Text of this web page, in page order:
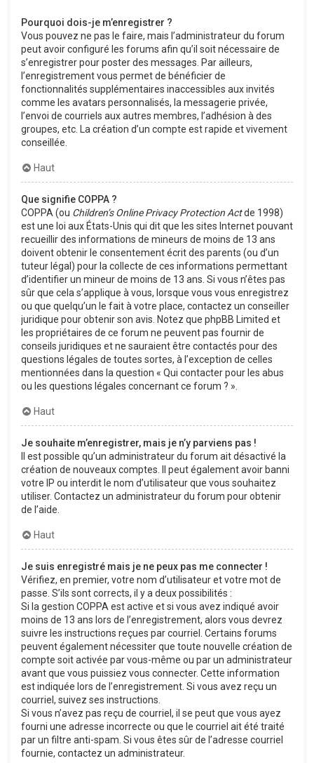
Pourquoi dois-je m’enregistrer ?
Vous pouvez ne pas le faire, mais l’administrateur du forum
peut avoir configuré les forums afin qu’il soit nécessaire de
s’enregistrer pour poster des messages. Par ailleurs,
l’enregistrement vous permet de bénéficier de
fonctionnalités supplémentaires inaccessibles aux invités
comme les avatars personnalisés, la messagerie privée,
l’envoi de courriels aux autres membres, l’adhésion à des
groupes, etc. La création d’un compte est rapide et vivement
conseillée.
Haut
Que signifie COPPA ?
COPPA (ou Children’s Online Privacy Protection Actde 1998)
est une loi aux États-Unis qui dit que les sites Internet pouvant
recueillir des informations de mineurs de moins de 13 ans
doivent obtenir le consentement écrit des parents (ou d’un
tuteur légal) pour la collecte de ces informations permettant
d’identifier un mineur de moins de 13 ans. Si vous n’êtes pas
sûr que cela s’applique à vous, lorsque vous vous enregistrez
ou que quelqu’un le fait à votre place, contactez un conseiller
juridique pour obtenir son avis. Notez que phpBB Limited et
les propriétaires de ce forum ne peuvent pas fournir de
conseils juridiques et ne sauraient être contactés pour des
questions légales de toutes sortes, à l’exception de celles
mentionnées dans la question « Qui contacter pour les abus
ou les questions légales concernant ce forum ? ».
Haut
Je souhaite m’enregistrer, mais je n’y parviens pas !
Il est possible qu’un administrateur du forum ait désactivé la
création de nouveaux comptes. Il peut également avoir banni
votre IP ou interdit le nom d’utilisateur que vous souhaitez
utiliser. Contactez un administrateur du forum pour obtenir
de l’aide.
Haut
Je suis enregistré mais je ne peux pas me connecter !
Vérifiez, en premier, votre nom d’utilisateur et votre mot de
passe. S’ils sont corrects, il y a deux possibilités :
Si la gestion COPPA est active et si vous avez indiqué avoir
moins de 13 ans lors de l’enregistrement, alors vous devrez
suivre les instructions reçues par courriel. Certains forums
peuvent également nécessiter que toute nouvelle création de
compte soit activée par vous-même ou par un administrateur
avant que vous puissiez vous connecter. Cette information
est indiquée lors de l’enregistrement. Si vous avez reçu un
courriel, suivez ses instructions.
Si vous n’avez pas reçu de courriel, il se peut que vous ayez
fourni une adresse incorrecte ou que le courriel ait été traité
par un filtre anti-spam. Si vous êtes sûr de l’adresse courriel
fournie, contactez un administrateur.